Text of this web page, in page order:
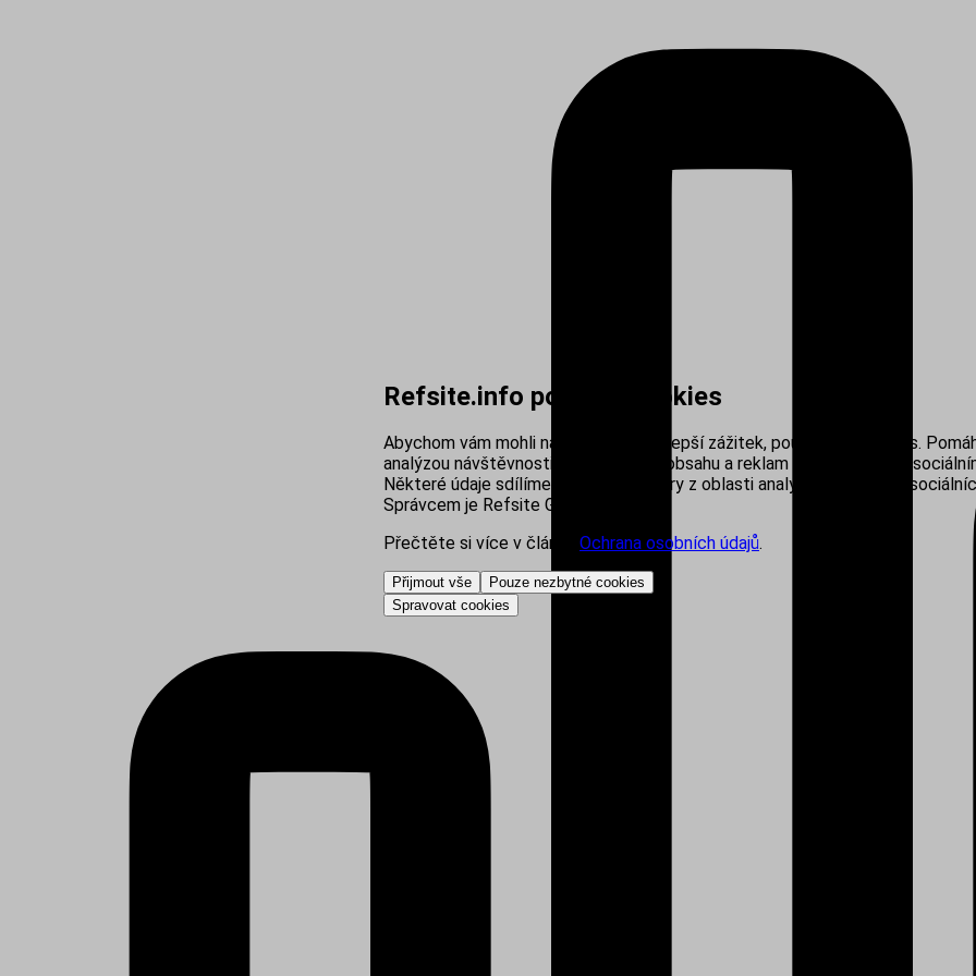
Refsite.info používá cookies
Abychom vám mohli nabídnout co nejlepší zážitek, používáme cookies.
analýzou návštěvnosti, personalizací obsahu a reklam i propojením se
Některé údaje sdílíme s našimi partnery z oblasti analytiky, reklamy a
Správcem je Refsite Group s.r.o.
Přečtěte si více v článku
Ochrana osobních údajů.
Přijmout vše
Pouze nezbytné cookies
Spravovat cookies